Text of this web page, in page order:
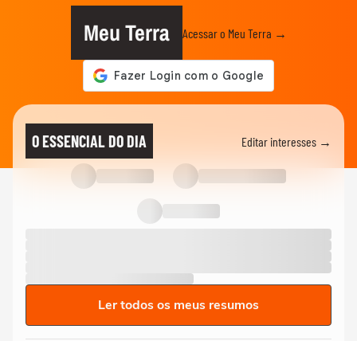
Meu Terra Acessar o Meu Terra →
O ESSENCIAL DO DIA Editar interesses →
Ler todos os meus resumos